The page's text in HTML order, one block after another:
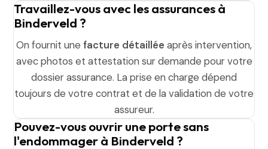
Travaillez-vous avec les assurances à
Binderveld ?
On fournit une facture détaillée après intervention,
avec photos et attestation sur demande pour votre
dossier assurance. La prise en charge dépend
toujours de votre contrat et de la validation de votre
assureur.
Pouvez-vous ouvrir une porte sans
l'endommager à Binderveld ?